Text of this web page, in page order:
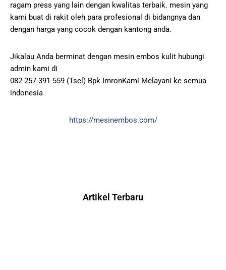
ragam press yang lain dengan kwalitas terbaik. mesin yang
kami buat di rakit oleh para profesional di bidangnya dan
dengan harga yang cocok dengan kantong anda.
Jikalau Anda berminat dengan mesin embos kulit hubungi
admin kami di
082-257-391-559 (Tsel) Bpk ImronKami Melayani ke semua
indonesia
https://mesinembos.com/
Artikel Terbaru